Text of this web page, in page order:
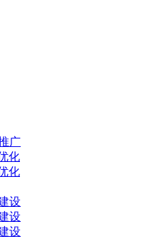
广
化
化
设
设
设